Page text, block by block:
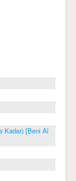
Kadar) [Beni Al